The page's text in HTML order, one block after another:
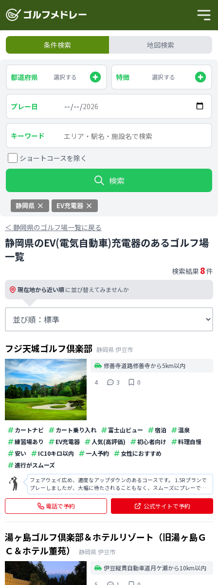
条件検索 地図検索
都道府県 選択する 特徴 選択する
プレー日
キーワード
ショートコースを除く
検索
静岡県 EV充電器
＜ 静岡県のゴルフ場一覧に戻る
静岡県のEV(電気自動車)充電器のあるゴルフ場
一覧
検索結果 8件
現在地から近い順に並び替えてみませんか
フジ天城ゴルフ倶楽部 静岡県伊豆市
修善寺道路修善寺から5km以内
4
3 0
カートナビ カート乗り入れ 富士山ビュー 宿泊
温泉
練習場あり
EV充電器 人気(高評価) 初心者向け
料理自慢
安い
IC10キロ以内 一人予約
女性におすすめ
進行がスムーズ
フェアウェイ広め、適度なアップダウンのあるコースです。 1.5Rプランで
プレーしましたが、大幅に待たされることもなく、スムーズにプレーでき
ました。 フェアウェイも適度に広く、安心してプレーできる良いゴルフ場
だと思います。 料金もお手頃なので、オススメです。 またプレー後の温泉
も疲れが取れて良かったの
電話で予約 公式サイトで予約
湯ヶ島ゴルフ倶楽部＆ホテルリゾート（旧湯ヶ島Ｇ
Ｃ＆ホテル董苑）
静岡県伊豆市
伊豆縦貫自動車道月ケ瀬から10km以内